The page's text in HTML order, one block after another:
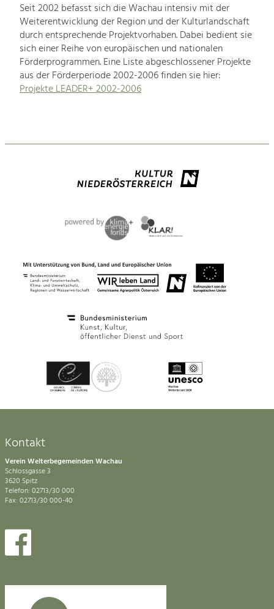
Seit 2002 befasst sich die Wachau intensiv mit der
Weiterentwicklung der Region und der Kulturlandschaft
durch entsprechende Projektvorhaben. Dabei bedient sie
sich einer Reihe von europäischen und nationalen
Förderprogrammen. Eine Liste abgeschlossener Projekte
aus der Förderperiode 2002-2006 finden sie hier:
Projekte LEADER+ 2002-2006
Kontakt
Verein Welterbegemeinden Wachau
Schlossgasse 3
3620 Spitz
Telefon: 02713/30 000
Fax: 02713/30 000-40